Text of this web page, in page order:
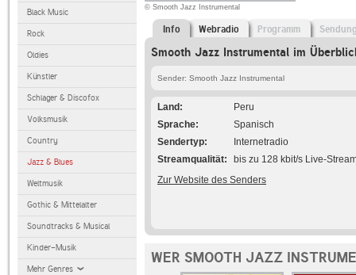
Black Music
Rock
Oldies
Künstler
Schlager & Discofox
Volksmusik
Country
Jazz & Blues
Weltmusik
Gothic & Mittelalter
Soundtracks & Musical
Kinder-Musik
Mehr Genres
© Smooth Jazz Instrumental
Info Webradio Programm
Smooth Jazz Instrumental im
Sender: Smooth Jazz Instrumental
Land
Peru
Sprache
Spanisch
Sendertyp
Internetradio
Streamqualität
bis zu 128 kbit/s Live-
Zur Website des Senders
WER SMOOTH JAZZ